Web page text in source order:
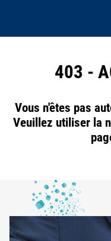
403 -
Vous n'êtes pas
Veuillez utiliser la